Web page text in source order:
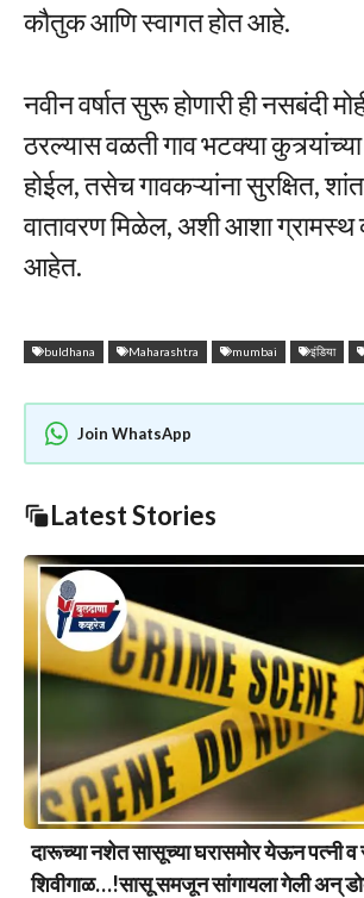
कौतुक आणि स्वागत होत आहे.
नवीन वर्षात सुरू होणारी ही नसबंदी
ठरल्यास वळती गाव भटक्या
होईल, तसेच गावकऱ्यांना सुरक्षित,
वातावरण मिळेल, अशी आशा
आहेत.
buldhana Maharashtra mumbai इंडिया
Join WhatsApp
Latest Stories
दारूच्या नशेत सासूच्या घरासमोर येऊन पत्नी व
शिवीगाळ…!सासू समजून सांगायला गेली अन्